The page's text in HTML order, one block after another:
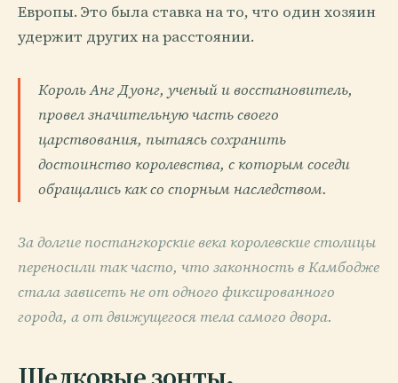
Европы. Это была ставка на то, что один хозяин
удержит других на расстоянии.
Король Анг Дуонг, ученый и восстановитель,
провел значительную часть своего
царствования, пытаясь сохранить
достоинство королевства, с которым соседи
обращались как со спорным наследством.
За долгие постангкорские века королевские столицы
переносили так часто, что законность в Камбодже
стала зависеть не от одного фиксированного
города, а от движущегося тела самого двора.